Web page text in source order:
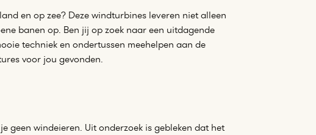
en op zee? Deze windturbines leveren niet alleen
banen op. Ben jij op zoek naar een uitdagende
techniek en ondertussen meehelpen aan de
voor jou gevonden.
geen windeieren. Uit onderzoek is gebleken dat het